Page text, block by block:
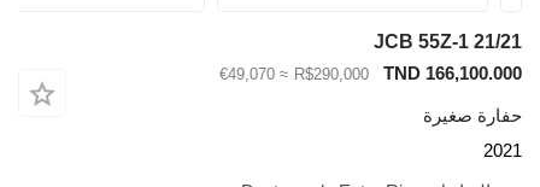
JCB 55Z-1 21/
TND
R$290,000
≈ €49,070
صغيرة